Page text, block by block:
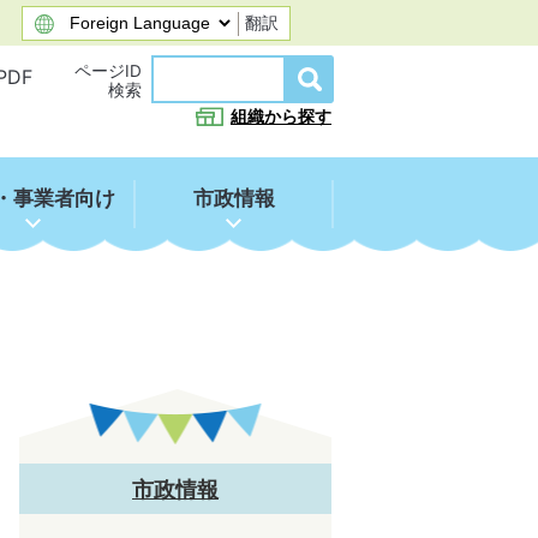
翻訳
ページID
検索
組織から探す
事業者向け 市政情報
市政情報